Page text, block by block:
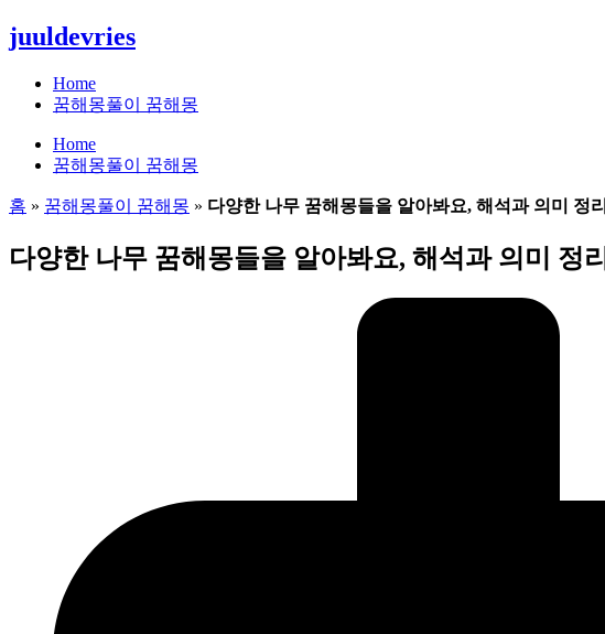
콘
텐
juuldevries
Home
꿈해몽풀이 꿈해몽
Home
꿈해몽풀이 꿈해몽
홈 » 꿈해몽풀이 꿈해몽 » 다양한 나무 꿈해몽들을 알아봐요, 해석과 의미 정리
다양한 나무 꿈해몽들을 알아봐요, 해석과 의미 정리